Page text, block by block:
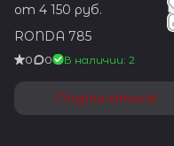
от 4 150 руб.
RONDA 785
0 0 В наличии: 2
Подписаться